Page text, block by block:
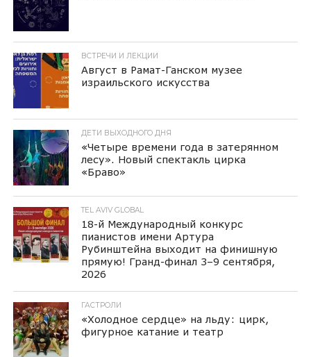
ВСТРЕЧИ И ЛЕКЦИИ
Август в Рамат-Ганском музее
израильского искусства
ДЕТИ ВЫХОДНОГО ДНЯ
«Четыре времени года в затерянном
лесу». Новый спектакль цирка
«Браво»
TEL AVIV GLOBAL
18-й Международный конкурс
пианистов имени Артура
Рубинштейна выходит на финишную
прямую! Гранд-финал 3–9 сентября,
2026
ГАСТРОЛИ
«Холодное сердце» на льду: цирк,
фигурное катание и театр